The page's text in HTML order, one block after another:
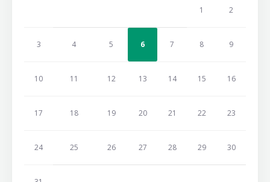
1 2
3 4 5 6 7 8 9
10 11 12 13 14 15 16
17 18 19 20 21 22 23
24 25 26 27 28 29 30